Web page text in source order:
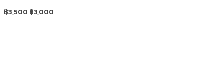
฿3,500฿3,000